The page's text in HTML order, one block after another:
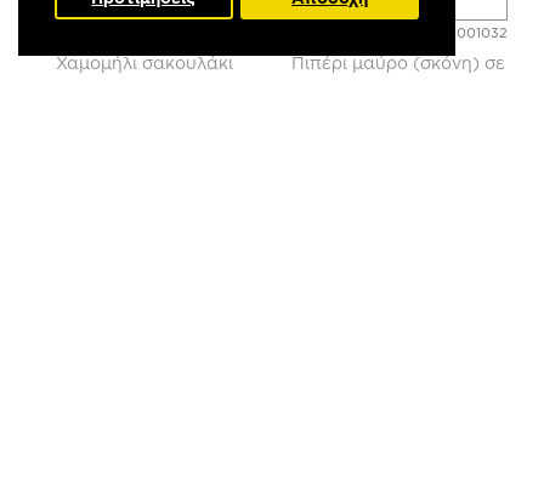
Χαμομήλι σακουλάκι
ΕΙΔΗ-00001032
Πιπέρι μαύρο (σκόνη) σε
FILTER PRODUCTS